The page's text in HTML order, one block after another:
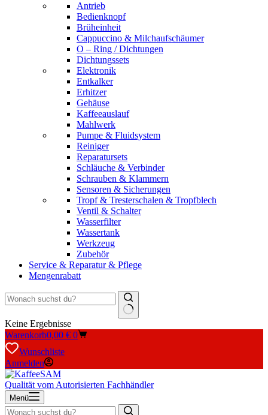
Antrieb
Bedienknopf
Brüheinheit
Cappuccino & Milchaufschäumer
O – Ring / Dichtungen
Dichtungssets
Elektronik
Entkalker
Erhitzer
Gehäuse
Kaffeeauslauf
Mahlwerk
Pumpe & Fluidsystem
Reiniger
Reparatursets
Schläuche & Verbinder
Schrauben & Klammern
Sensoren & Sicherungen
Tropf & Tresterschalen & Tropfblech
Ventil & Schalter
Wasserfilter
Wassertank
Werkzeug
Zubehör
Service & Reparatur & Pflege
Mengenrabatt
Keine Ergebnisse
Warenkorb0,00 € 0
Wunschliste
Anmelden
Qualität vom Autorisierten Fachhändler
Menü